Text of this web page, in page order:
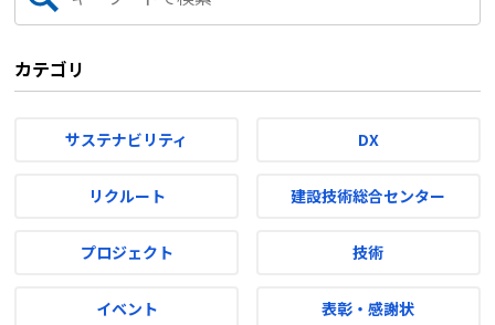
カテゴリ
サステナビリティ DX
リクルート 建設技術総合センター
プロジェクト 技術
イベント 表彰・感謝状